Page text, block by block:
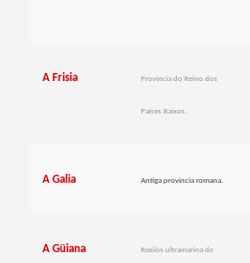
A Frisia Provincia do Reino dos
Países Baixos.
A Galia Antiga provincia romana.
A Güiana Rexión ultramarina de